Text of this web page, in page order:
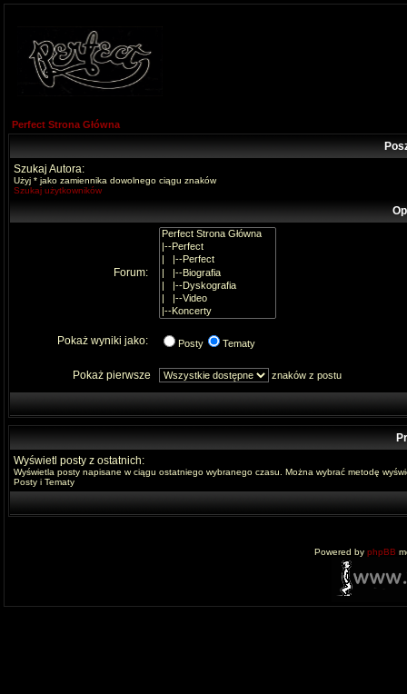
Perfect Strona Główna
Szukaj Autora:
Użyj * jako zamiennika dowolnego ciągu znaków
Szukaj użytkowników
Forum:
Pokaż wyniki jako: Posty Tematy
Pokaż pierwsze znaków z postu
Wyświetl posty z ostatnich:
Wyświetla posty napisane w ciągu ostatniego wybranego czasu. Można wybrać metodę
Posty i Tematy
Powered by phpBB